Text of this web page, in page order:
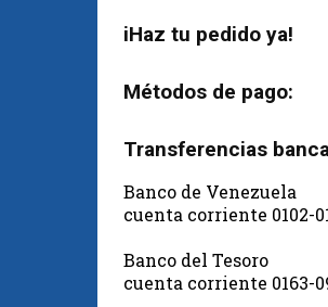
iHaz tu pedido ya!
Métodos de pago:
Transferencias
Banco de Venezuela
cuenta corriente 0102-
Banco del Tesoro
cuenta corriente 0163-